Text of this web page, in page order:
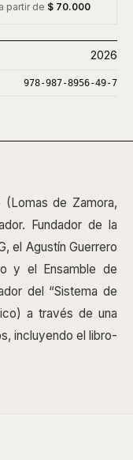
a partir de $ 70.000
2026
978-987-8956-49-7
(Lomas de Zamora,
Fundador de la
el Agustín Guerrero
y el Ensamble de
del “Sistema de
a través de una
incluyendo el libro-